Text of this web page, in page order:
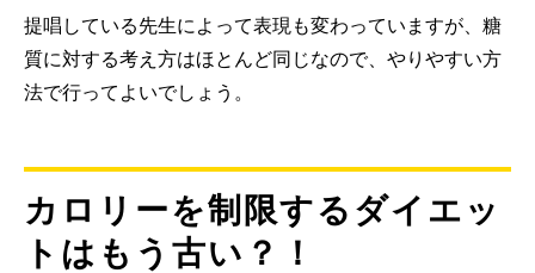
提唱している先生によって表現も変わっていますが、糖
質に対する考え方はほとんど同じなので、やりやすい方
法で行ってよいでしょう。
カロリーを制限するダイエッ
トはもう古い？！